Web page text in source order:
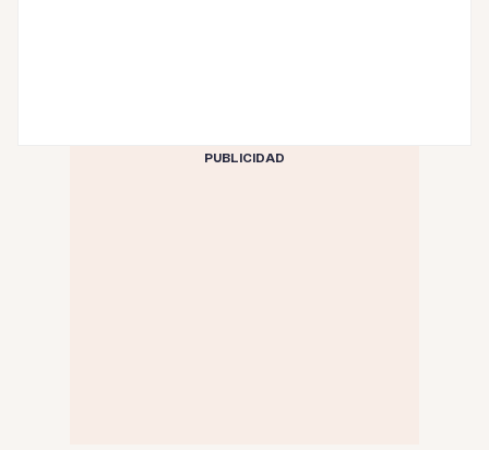
PUBLICIDAD